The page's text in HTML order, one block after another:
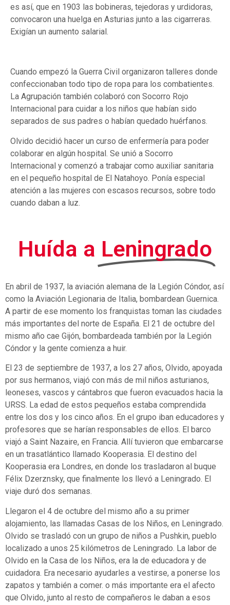
es así, que en 1903 las bobineras, tejedoras y urdidoras,
convocaron una huelga en Asturias junto a las cigarreras.
Exigían un aumento salarial.
Cuando empezó la Guerra Civil organizaron talleres donde
confeccionaban todo tipo de ropa para los combatientes.
La Agrupación también colaboró con Socorro Rojo
Internacional para cuidar a los niños que habían sido
separados de sus padres o habían quedado huérfanos.
Olvido decidió hacer un curso de enfermería para poder
colaborar en algún hospital. Se unió a Socorro
Internacional y comenzó a trabajar como auxiliar sanitaria
en el pequeño hospital de El Natahoyo. Ponía especial
atención a las mujeres con escasos recursos, sobre todo
cuando daban a luz.
Huída a Leningrado
En abril de 1937, la aviación alemana de la Legión Cóndor, así
como la Aviación Legionaria de Italia, bombardean Guernica.
A partir de ese momento los franquistas toman las ciudades
más importantes del norte de España. El 21 de octubre del
mismo año cae Gijón, bombardeada también por la Legión
Cóndor y la gente comienza a huir.
El 23 de septiembre de 1937, a los 27 años, Olvido, apoyada
por sus hermanos, viajó con más de mil niños asturianos,
leoneses, vascos y cántabros que fueron evacuados hacia la
URSS. La edad de estos pequeños estaba comprendida
entre los dos y los cinco años. En el grupo iban educadores y
profesores que se harían responsables de ellos. El barco
viajó a Saint Nazaire, en Francia. Allí tuvieron que embarcarse
en un trasatlántico llamado Kooperasia. El destino del
Kooperasia era Londres, en donde los trasladaron al buque
Félix Dzerznsky, que finalmente los llevó a Leningrado. El
viaje duró dos semanas.
Llegaron el 4 de octubre del mismo año a su primer
alojamiento, las llamadas Casas de los Niños, en Leningrado.
Olvido se trasladó con un grupo de niños a Pushkin, pueblo
localizado a unos 25 kilómetros de Leningrado. La labor de
Olvido en la Casa de los Niños, era la de educadora y de
cuidadora. Era necesario ayudarles a vestirse, a ponerse los
zapatos y también a comer. o más importante era el afecto
que Olvido, junto al resto de compañeros le daban a esos